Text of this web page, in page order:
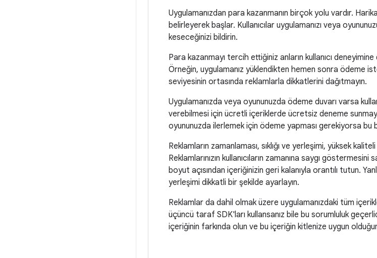
Uygulamanızdan para kazanmanın birçok yolu vardır.
belirleyerek başlar. Kullanıcılar uygulamanızı veya
keseceğinizi bildirin.
Para kazanmayı tercih ettiğiniz anların kullanıcı
Örneğin, uygulamanız yüklendikten hemen sonra ödeme
seviyesinin ortasında reklamlarla dikkatlerini dağıtmayın.
Uygulamanızda veya oyununuzda ödeme duvarı varsa
verebilmesi için ücretli içeriklerde ücretsiz deneme sunmayı
oyununuzda ilerlemek için ödeme yapması gerekiyorsa
Reklamların zamanlaması, sıklığı ve yerleşimi, yüksek
Reklamlarınızın kullanıcıların zamanına saygı
boyut açısından içeriğinizin geri kalanıyla orantılı tutun.
yerleşimi dikkatli bir şekilde ayarlayın.
Reklamlar da dahil olmak üzere uygulamanızdaki tüm
üçüncü taraf SDK'ları kullansanız bile bu sorumluluk
içeriğinin farkında olun ve bu içeriğin kitlenize uygun